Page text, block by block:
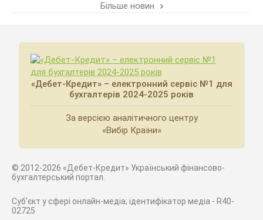
Більше новин
«Дебет-Кредит» – електронний сервіс №1 для
бухгалтерів 2024-2025 років
За версією аналітичного центру
«Вибір Країни»
© 2012-2026 «Дебет-Кредит» Український фінансово-
бухгалтерський портал.
Суб'єкт у сфері онлайн-медіа; ідентифікатор медіа - R40-
02725